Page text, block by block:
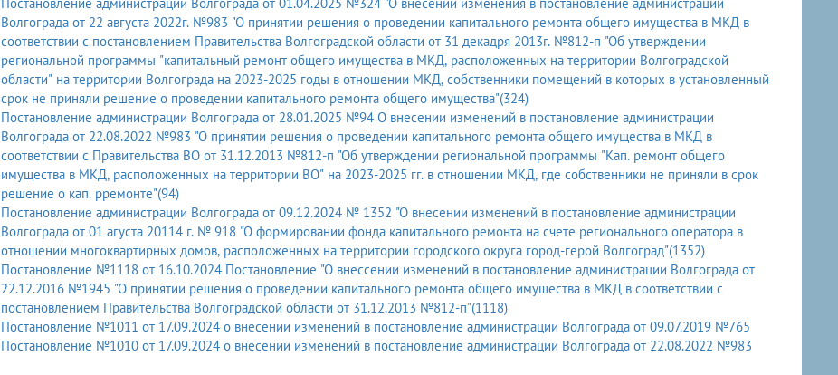
Постановление администрации Волгограда от 01.04.2025 №324 "О внесении изменения в постановление администрации
Волгограда от 22 августа 2022г. №983 "О принятии решения о проведении капитального ремонта общего имущества в МКД в
соответствии с постановлением Правительства Волгоградской области от 31 декадря 2013г. №812-п "Об утверждении
региональной программы "капитальный ремонт общего имущества в МКД, расположенных на территории Волгоградской
области" на территории Волгограда на 2023-2025 годы в отношении МКД, собственники помещений в которых в установленный
срок не приняли решение о проведении капитального ремонта общего имущества"(324)
Постановление администрации Волгограда от 28.01.2025 №94 О внесении изменений в постановление администрации
Волгограда от 22.08.2022 №983 "О принятии решения о проведении капитального ремонта общего имущества в МКД в
соответствии с Правительства ВО от 31.12.2013 №812-п "Об утверждении региональной программы "Кап. ремонт общего
имущества в МКД, расположенных на территории ВО" на 2023-2025 гг. в отношении МКД, где собственники не приняли в срок
решение о кап. рремонте"(94)
Постановление администрации Волгограда от 09.12.2024 № 1352 "О внесении изменений в постановление администрации
Волгограда от 01 агуста 20114 г. № 918 "О формировании фонда капитального ремонта на счете регионального оператора в
отношении многоквартирных домов, расположенных на территории городского округа город-герой Волгоград"(1352)
Постановление №1118 от 16.10.2024 Постановление "О внессении изменений в постановление администрации Волгограда от
22.12.2016 №1945 "О принятии решения о проведении капитального ремонта общего имущества в МКД в соответствии с
постановлением Правительства Волгоградской области от 31.12.2013 №812-п"(1118)
Постановление №1011 от 17.09.2024 о внесении изменений в постановление администрации Волгограда от 09.07.2019 №765
Постановление №1010 от 17.09.2024 о внесении изменений в постановление администрации Волгограда от 22.08.2022 №983